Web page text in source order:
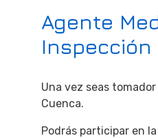
Agente
Inspección
Una vez seas
Cuenca.
Podrás participar en